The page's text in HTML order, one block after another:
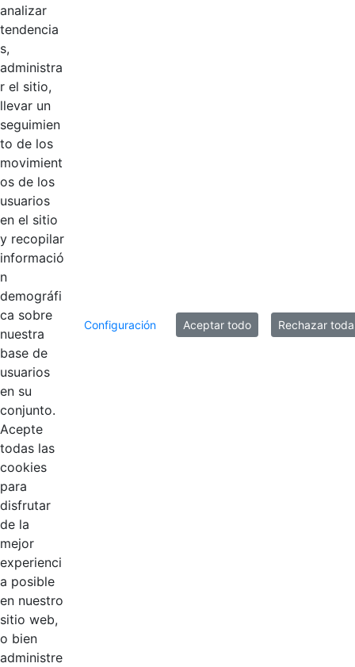
Logotipos
AÑADIR COMENTARIOS
analizar
tendencia
s,
administra
r el sitio,
llevar un
seguimien
to de los
movimient
os de los
usuarios
en el sitio
y recopilar
informació
n
demográfi
ca sobre
nuestra
base de
usuarios
en su
conjunto.
Acepte
todas las
cookies
para
disfrutar
de la
mejor
experienci
a posible
en nuestro
sitio web,
o bien
administre
Configuración Aceptar todo Rechazar